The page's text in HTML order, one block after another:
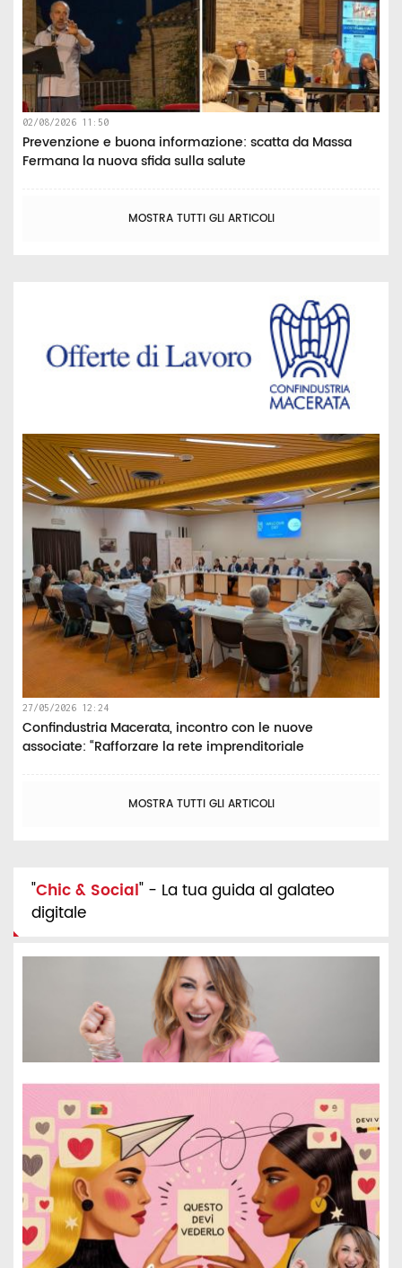
02/08/2026 11:50
Prevenzione e buona informazione: scatta da Massa
Fermana la nuova sfida sulla salute
MOSTRA TUTTI GLI ARTICOLI
27/05/2026 12:24
Confindustria Macerata, incontro con le nuove
associate: “Rafforzare la rete imprenditoriale
MOSTRA TUTTI GLI ARTICOLI
"Chic & Social" - La tua guida al galateo
digitale